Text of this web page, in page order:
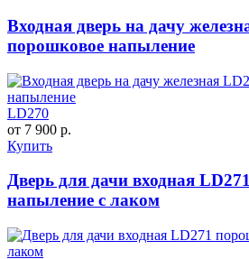
Входная дверь на дачу
порошковое напыление
LD270
от 7 900 р.
Купить
Дверь для дачи входная
напыление с лаком